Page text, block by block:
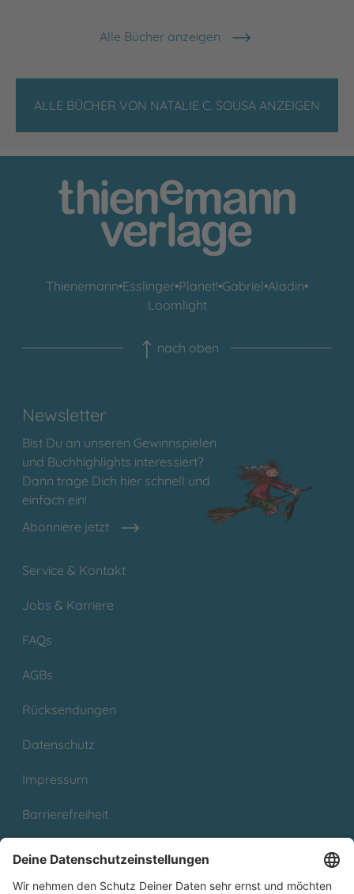
Alle Bücher anzeigen
ALLE BÜCHER VON NATALIE C. SOUSA ANZEIGEN
Thienemann•Esslinger•Planet!•Gabriel•Aladin•
Loomlight
nach oben
Newsletter
Bist Du an unseren Gewinnspielen
und Buchhighlights interessiert?
Dann trage Dich hier schnell und
einfach ein!
Abonniere jetzt
Service & Kontakt
Jobs & Karriere
FAQs
AGBs
Rücksendungen
Datenschutz
Impressum
Barrierefreiheit
Partnerprogramm (Affiliate)